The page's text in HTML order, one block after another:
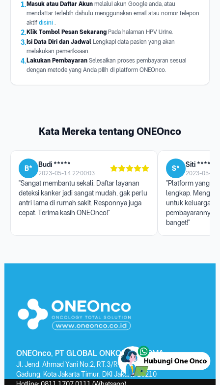
1. Masuk atau Daftar Akun melalui akun Google anda, atau
mendaftar terlebih dahulu menggunakan email atau nomor telepon
aktif disini .
2. Klik Tombol Pesan Sekarang Pada halaman HPV Urine.
3. Isi Data Diri dan Jadwal Lengkapi data pasien yang akan
melakukan pemeriksaan.
4. Lakukan Pembayaran Selesaikan proses pembayaran sesuai
dengan metode yang Anda pilih di platform ONEOnco.
Kata Mereka tentang ONEOnco
B* Budi *****
2023-05-14 22:00:03
"Sangat membantu sekali. Daftar layanan
deteksi kanker jadi sangat mudah, gak perlu
antri lama di rumah sakit. Responnya juga
cepat. Terima kasih ONEOnco!"
S* Siti ******
2023-05-17
"Platform yang
lengkap.
untuk keluarga,
pembayarannya
banget!"
ONEOnco, PT GLOBAL ONKOLAB FARMA
Jl. Jend. Ahmad Yani No.2, RT.3/RW.13, Kayu Putih, Kec. Pulo
Gadung, Kota Jakarta Timur, DKI Jakarta 13210